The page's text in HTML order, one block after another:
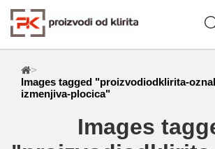
>
Images tagged "proizvodiodklirita-
izmenjiva-plocica"
Images